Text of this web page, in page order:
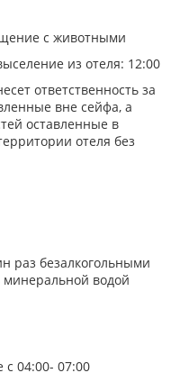
с животными
из отеля: 12:00
ответственность за
вне сейфа, а
оставленные в
отеля без
раз безалкогольными
водой
с 04:00- 07:00